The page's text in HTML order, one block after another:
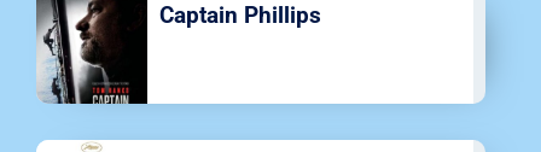
Captain Phillips